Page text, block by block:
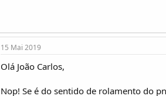
15 Mai 2019
Olá João Carlos,
Nop! Se é do sentido de rolamento do